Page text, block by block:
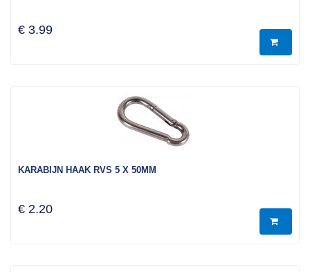
€ 3.99
KARABIJN HAAK RVS 5 X 50MM
€ 2.20